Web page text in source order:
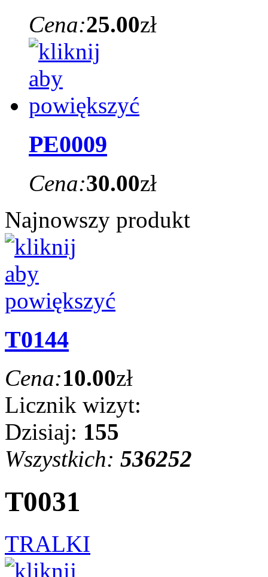
Cena:25.00zł
PE0009
Cena:30.00zł
Najnowszy produkt
T0144
Cena:10.00zł
Licznik wizyt:
Dzisiaj: 155
Wszystkich: 536252
T0031
TRALKI